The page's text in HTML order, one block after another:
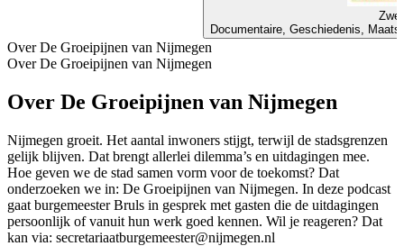
Documentaire, Geschiedenis,
Over De Groeipijnen van Nijmegen
Over De Groeipijnen van Nijmegen
Over De Groeipijnen van Nijmegen
Nijmegen groeit. Het aantal inwoners stijgt, terwijl de stadsgrenzen
gelijk blijven. Dat brengt allerlei dilemma’s en uitdagingen mee.
Hoe geven we de stad samen vorm voor de toekomst? Dat
onderzoeken we in: De Groeipijnen van Nijmegen. In deze podcast
gaat burgemeester Bruls in gesprek met gasten die de uitdagingen
persoonlijk of vanuit hun werk goed kennen. Wil je reageren? Dat
kan via: secretariaatburgemeester@nijmegen.nl